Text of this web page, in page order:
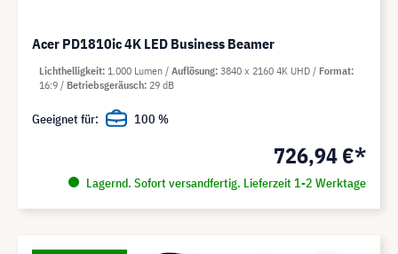
Acer PD1810ic 4K LED Business Beamer
726,94 €*
Lagernd. Sofort versandfertig. Lieferzeit 1-2 Werktage
Lichthelligkeit 1.000 Lumen Auflösung 3840 x 2160 4K UHD
Format
16:9
Betriebsgeräusch 29 dB
Geeignet für: 100 %